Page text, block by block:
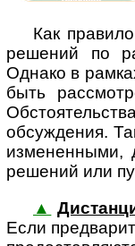
Как
решений по
Однако в
быть
обсуждения.
измененными,
решений или
▲
Если